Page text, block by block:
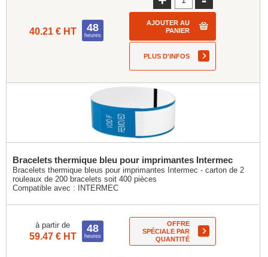
40.21 € HT 48
heures
AJOUTER AU
PANIER
PLUS D'INFOS
Bracelets thermique bleu pour imprimantes Intermec
Bracelets thermique bleus pour imprimantes Intermec - carton de 2
rouleaux de 200 bracelets soit 400 pièces
Compatible avec :
INTERMEC
à partir de
59.47 € HT
48
heures
OFFRE
SPÉCIALE PAR
QUANTITÉ